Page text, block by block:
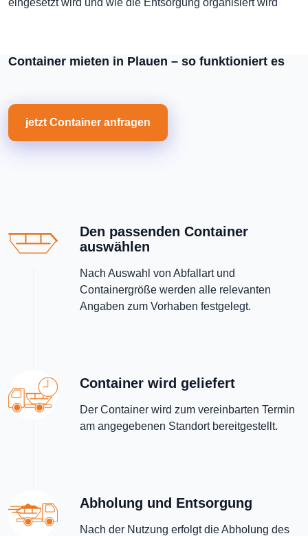
eingesetzt wird und wie die Entsorgung organisiert wird
Container mieten in Plauen – so funktioniert es
jetzt Container anfragen
Den passenden Container
auswählen
Nach Auswahl von Abfallart und
Containergröße werden alle relevanten
Angaben zum Vorhaben festgelegt.
Container wird geliefert
Der Container wird zum vereinbarten Termin
am angegebenen Standort bereitgestellt.
Abholung und Entsorgung
Nach der Nutzung erfolgt die Abholung des